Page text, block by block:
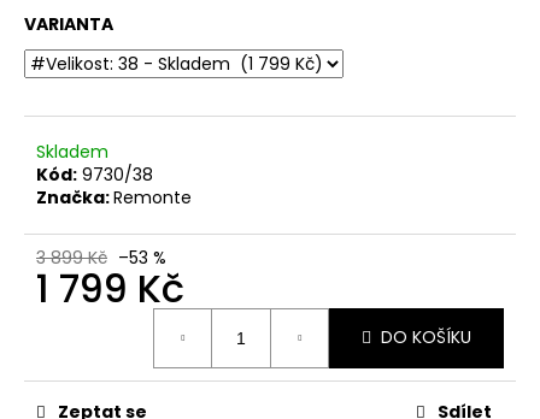
VARIANTA
Skladem
Kód: 9730/38
Značka:Remonte
3 899 Kč –53 %
1 799 Kč
DO KOŠÍKU
Zeptat se Sdílet
u
j
e
e
DÁMSKÉ
SANDÁLY
ANATOMICKOU
KOŽENOU
799
Kč